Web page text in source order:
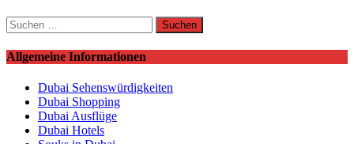
Suchen
nach:
Allgemeine Informationen
Dubai Sehenswürdigkeiten
Dubai Shopping
Dubai Ausflüge
Dubai Hotels